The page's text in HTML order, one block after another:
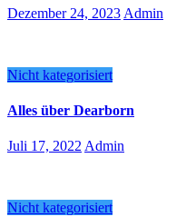
Dezember 24, 2023 Admin
Nicht kategorisiert
Alles über Dearborn
Juli 17, 2022 Admin
Nicht kategorisiert